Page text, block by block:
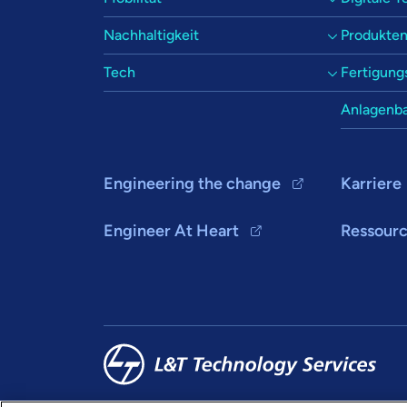
Nachhaltigkeit
Tech
Engineering the change Karriere
Engineer At Heart